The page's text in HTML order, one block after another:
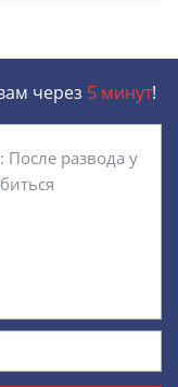
через 5 минут!